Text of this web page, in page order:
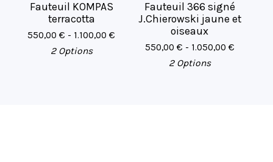
Fauteuil KOMPAS
terracotta
550,00 € - 1.100,00 €
2 Options
Fauteuil 366 signé
J.Chierowski jaune et
oiseaux
550,00 € - 1.050,00 €
2 Options